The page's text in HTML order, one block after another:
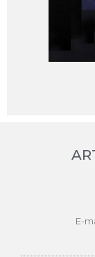
E-